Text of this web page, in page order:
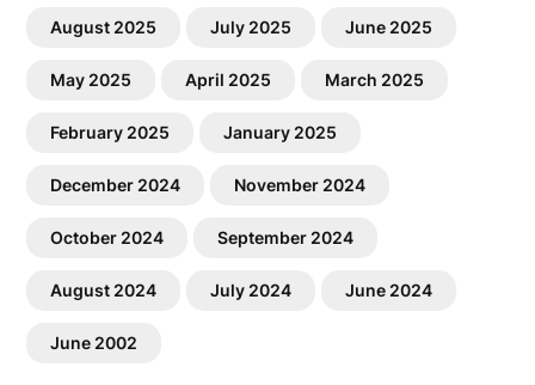
August 2025 July 2025 June 2025
May 2025 April 2025 March 2025
February 2025 January 2025
December 2024 November 2024
October 2024 September 2024
August 2024 July 2024 June 2024
June 2002